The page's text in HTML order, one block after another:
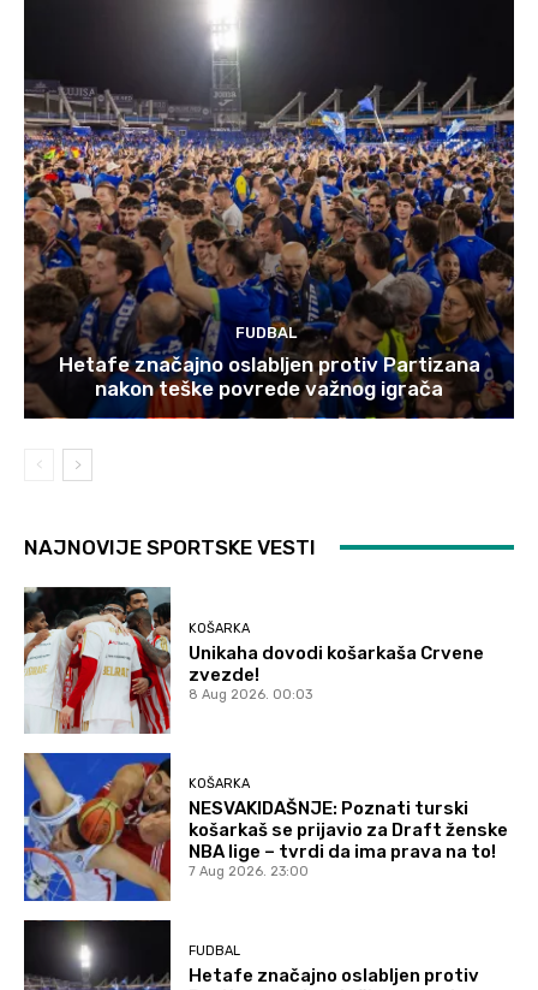
FUDBAL
Hetafe značajno oslabljen protiv Partizana
nakon teške povrede važnog igrača
NAJNOVIJE SPORTSKE VESTI
KOŠARKA
Unikaha dovodi košarkaša Crvene
zvezde!
8 Aug 2026. 00:03
KOŠARKA
NESVAKIDAŠNJE: Poznati turski
košarkaš se prijavio za Draft ženske
NBA lige – tvrdi da ima prava na to!
7 Aug 2026. 23:00
FUDBAL
Hetafe značajno oslabljen protiv